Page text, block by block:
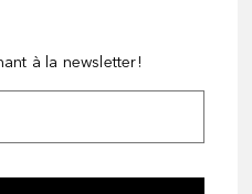
à la newsletter!